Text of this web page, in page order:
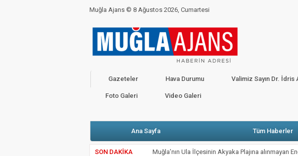
Muğla Ajans © 8 Ağustos 2026, Cumartesi
BAKANLIKTAN YENİ CORONO GENELGESİ CHP’li Erbay: Muğla’da
CHP’Lİ VEKİLLER BAŞKANLARLA KARŞI KARŞIYA
Gazeteler Hava Durumu Valimiz Sayın Dr. İdris
Foto Galeri Video Galeri
Ana Sayfa Tüm Haberler
SON DAKİKA
Büyükşehir 2,5 Yıllık Hizmetlerini Muğlalılarla